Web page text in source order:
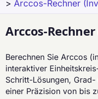
> Arccos-Rechner
Arccos-
Berechnen Sie Arccos
interaktiver
Schritt-Lösungen,
einer Präzision von bis